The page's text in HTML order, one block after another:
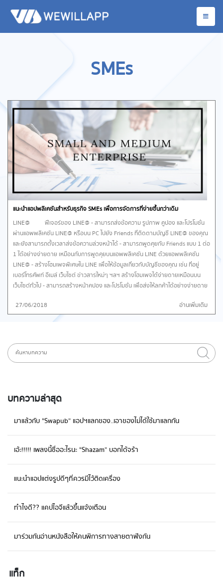
SMEs
แนะนำแอปพลิเคชันสำหรับธุรกิจ SMEs เพื่อการจัดการที่ง่ายขึ้นกว่าเดิม
LINE@ ฟีเจอร์ของ LINE@ - สามารถส่งข้อความ รูปภาพ คูปอง และโปรโมชั่น
ผ่านแอพพลิเคชัน LINE@ หรือบน PC ไปยัง Friends ที่ติดตามบัญชี LINE@ ของคุณ
และยังสามารถตั้งเวลาส่งข้อความล่วงหน้าได้ - สามารถพูดคุยกับ Friends แบบ 1 ต่อ
1 ได้อย่างง่ายดาย เหมือนกับการพูดคุยบนแอพพลิเคชัน LINE ด้วยแอพพลิเคชัน
LINE@ - สร้างโฮมเพจพิเศษใน LINE เพื่อให้ข้อมูลเกี่ยวกับบัญชีของคุณ เช่น ที่อยู่
เบอร์โทรศัพท์ อีเมล์ เว็บไซต์ ข่าวสารใหม่ๆ ฯลฯ สร้างโฮมเพจได้ง่ายดายเหมือนบน
เว็บไซต์ทั่วไป - สามารถสร้างหน้าคูปอง และโปรโมชั่น เพื่อส่งให้ลูกค้าได้อย่างง่ายดาย
*สามารถสร้างคูปอง และโปรโมชั่นได้บน PC เท่านั้น (แต่สามารถส่งในแอพลิเคชันได้)* -
สามารถสร้างแบบสอบถามหรือ โพล ที่เปิดให้ Friends ที่ติดตามบัญชี LINE@ ตอบ
ได้)* รายละเอียดแพ็คเกจรายเดือน รายละเอียดเพิ่มเติมได้ที่ LINE@ Sellsuki
ฟีเจอร์ของ Sellsuki - เมื่อลูกค้าสั่งซื้อสินค้าสามารถสรุปออเดอร์และรับชำระเงินได้
จัดการฐานข้อมูลของลูกค้าที่มีจำนวนมากได้อย่างดี เพราะข้อมูลที่จำเป็นสำหรับการ
ได้ที่ Sellsuki Page365 ฟีเจอร์ของ Page365 - ช่วยคุยกับลูกค้า Facebook
สำหรับคำตอบใช้บ่อย ไม่ต้องพิมพ์ - ส่งข้อความหาลูกค้าทีละหลายคน - ตอบข้อความ
อัตโนมัติตอนปิดร้านและวันหยุด - SMS คอยแจ้งสถานะออเดอร์ให้ลูกค้า - อัปเดต
ราคาสินค้า ค่าส่ง รหัส EMS, Kerry ฯลฯ แบบเรียลไทม์ - บันทึกชื่อ ที่อยู่ ลูกค้า
อัตโนมัติจากแชทและพิมพ์ใบสั่งซื้อ - ใบจ่าหน้าพัสดุ ได้ทันที - แจ้งลูกค้าอัตโนมัติเมื่อ
เช็กยอดโอนแล้ว และ ส่งของแล้ว รายละเอียดแพ็คเกจ รายละเอียดเพิ่มเติมได้ที่
Page365 Zortout -ช่วยให้การทำงานง่ายและเป็นระบบมากขึ้น ตั้งแต่บันทึก
รายการซื้อขาย ออกบิลและเอกสาร ไปจนถึงการขนส่งสินค้า -ควบคุมสต๊อกของคุณให้
ข้อมูลช่วยในการตัดสินใจ สามารถดูย้อนหลังได้ตามช่วงเวลาที่ต้องการ -บริหารช่อง
วัน พร้อมระบบคอมมิชชั่น รายละเอียดแพ็คเกจ รายละเอียดเพิ่มเติมได้ที่
Zortout ขอบคุณขอมูลจาก:www.thaitrade.com
27/06/2018 อ่านเพิ่มเติม
บทความล่าสุด
มาแล้วกับ “Swapub” แอปฯแลกของ..เอาของไม่ได้ใช้มาแลกกัน
เอ้ะ!!!!! เพลงนี้ชื่ออะไรนะ “Shazam” บอกได้จร้า
แนะนำแอปแต่งรูปดีๆที่ควรมีไว้ติดเครื่อง
ทำไงดี?? แคปไอจีแล้วขึ้นแจ้งเตือน
มาร่วมกันอ่านหนังสือให้คนพิการทางสายตาฟังกัน
แท็ก